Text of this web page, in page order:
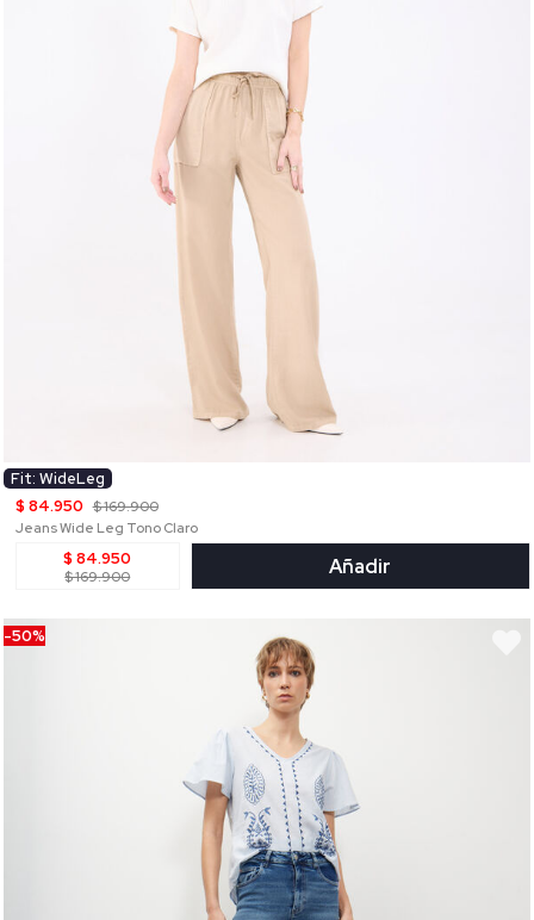
Fit: WideLeg
$ 84.950 $ 169.900
Jeans Wide Leg Tono Claro
$ 84.950
$ 169.900 Añadir
-50%